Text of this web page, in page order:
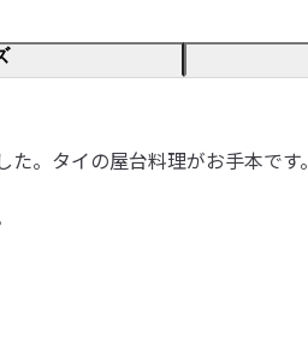
。タイの屋台料理がお手本です。